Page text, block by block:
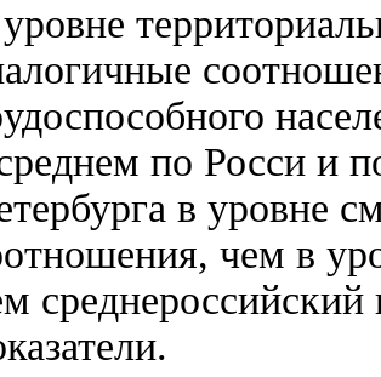
по Росси и
в уровне
чем в